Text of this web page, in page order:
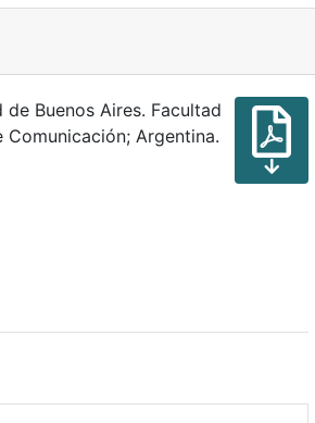
Buenos Aires. Facultad
Argentina.